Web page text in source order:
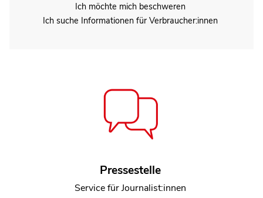
Ich möchte mich beschweren
Ich suche Informationen für Verbraucher:innen
Pressestelle
Service für Journalist:innen
Dietlinde Bleh
Referentin Team Recht und Handel